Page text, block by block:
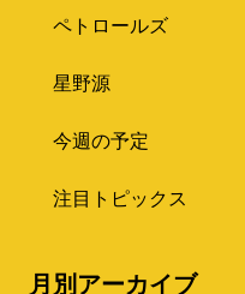
ペトロールズ
星野源
今週の予定
注目トピックス
月別アーカイブ